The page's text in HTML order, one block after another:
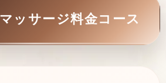
ッサージ料金コース